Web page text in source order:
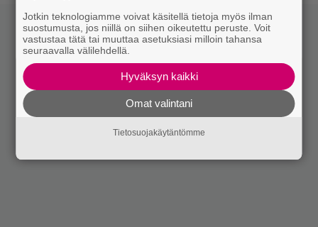
Jotkin teknologiamme voivat käsitellä tietoja myös ilman
suostumusta, jos niillä on siihen oikeutettu peruste. Voit
vastustaa tätä tai muuttaa asetuksiasi milloin tahansa
seuraavalla välilehdellä.
Hyväksyn kaikki
Omat valintani
Tietosuojakäytäntömme